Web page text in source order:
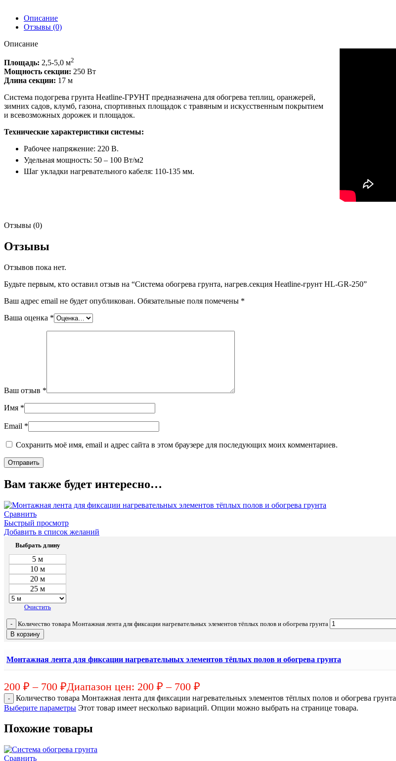
Описание
Отзывы (0)
Описание
Площадь: 2,5-5,0 м2
Мощность секции: 250 Вт
Длина секции: 17 м
Система подогрева грунта Heatline-ГРУНТ предназначена для обогрева теплиц, оранжерей,
зимних садов, клумб, газона, спортивных площадок с травяным и искусственным покрытием
и всевозможных дорожек и площадок.
Технические характеристики системы:
Рабочее напряжение: 220 В.
Удельная мощность: 50 – 100 Вт/м2
Шаг укладки нагревательного кабеля: 110-135 мм.
Отзывы (0)
Отзывы
Отзывов пока нет.
Будьте первым, кто оставил отзыв на “Система обогрева грунта, нагрев.секция Heatline-грунт HL-GR-250”
Ваш адрес email не будет опубликован. Обязательные поля помечены *
Ваша оценка *
Ваш отзыв *
Имя *
Email *
Сохранить моё имя, email и адрес сайта в этом браузере для последующих моих комментариев.
Вам также будет интересно…
Сравнить
Быстрый просмотр
Добавить в список желаний
Выбрать длину
5 м
10 м
20 м
25 м
Очистить
Количество товара Монтажная лента для фиксации нагревательных элементов тёплых полов и обогрева грунта
В корзину
Монтажная лента для фиксации нагревательных элементов тёплых полов и обогрева грунта
200 ₽ – 700 ₽Диапазон цен: 200 ₽ – 700 ₽
Количество товара Монтажная лента для фиксации нагревательных элементов тёплых полов и обогрева грунта
Выберите параметры Этот товар имеет несколько вариаций. Опции можно выбрать на странице товара.
Похожие товары
Сравнить